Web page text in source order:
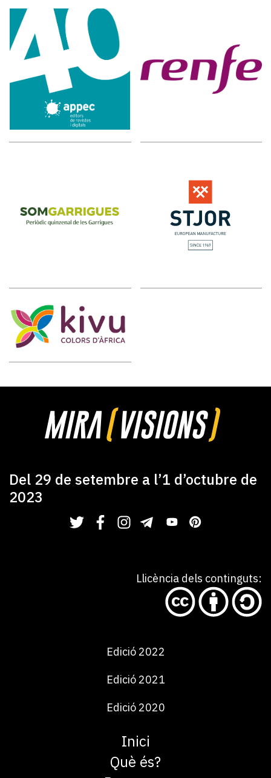
Del 29 de setembre a l’1 d’octubre de
2023
Inici
Què és?
Llicència dels continguts:
Edició 2022
Edició 2021
Edició 2020